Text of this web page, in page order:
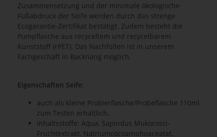
Zusammensetzung und der minimale ökologische
Fußabdruck der Seife werden durch das strenge
Ecogarantie-Zertifikat bestätigt. Zudem besteht die
Pumpflasche aus recyceltem und recycelbarem
Kunststoff (rPET). Das Nachfüllen ist in unserem
Fachgeschäft in Backnang möglich.
Eigenschaften Seife:
auch als kleine Probierflasche/Probeflasche 110ml
zum Testen erhältlich.
Inhaltsstoffe: Aqua, Sapindus Mukorossi-
Fruchtextrakt, Natriumcocoamphoaceatat,